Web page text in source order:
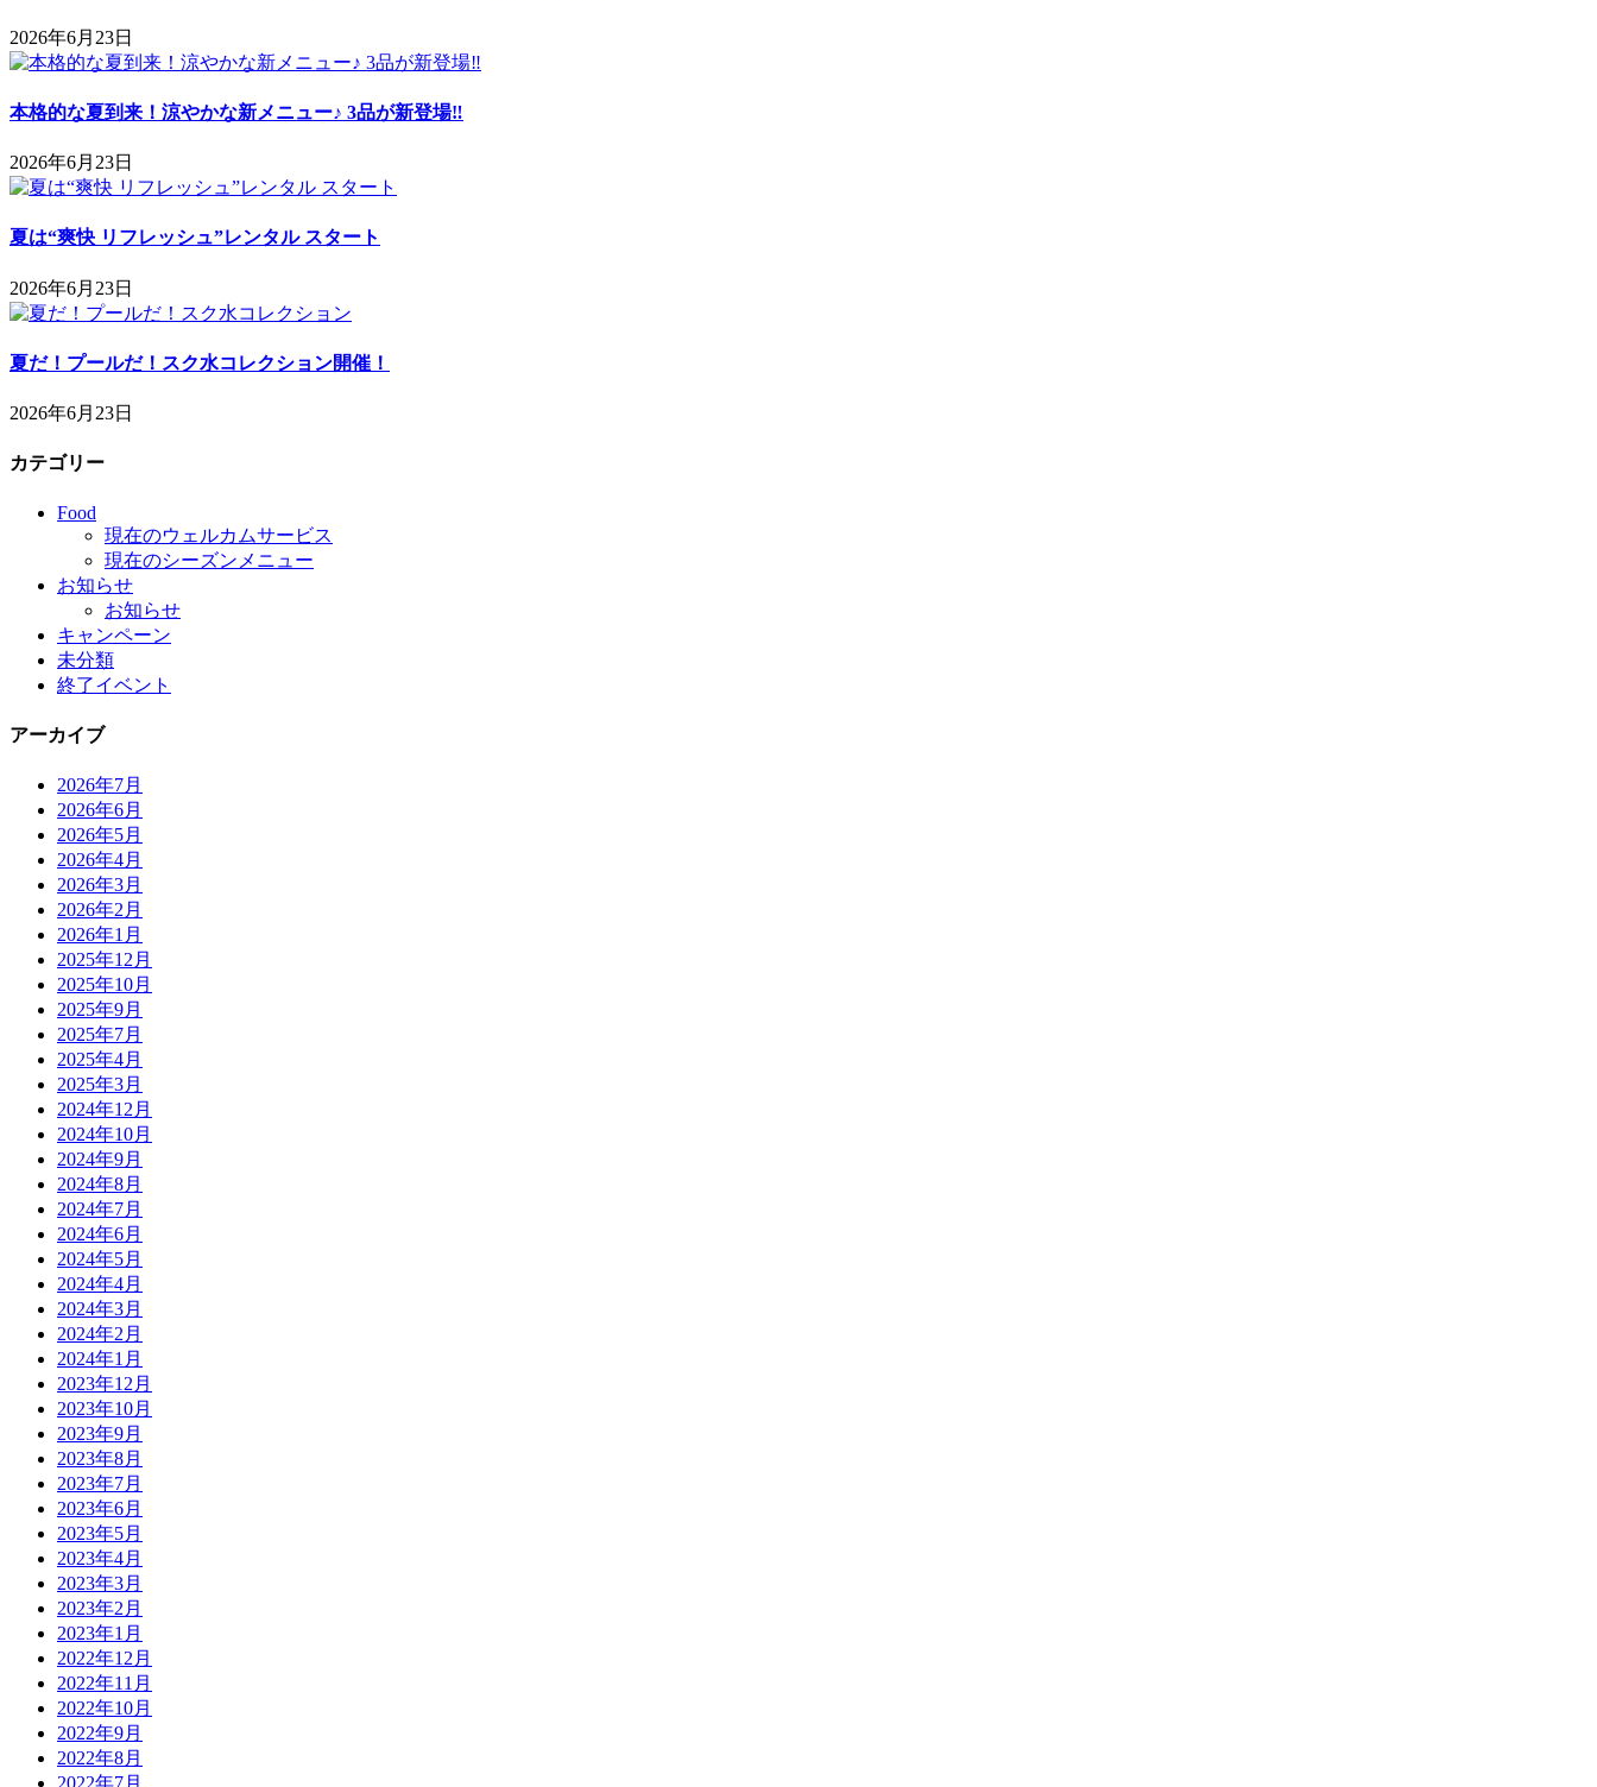
2026年6月23日
本格的な夏到来！涼やかな新メニュー♪ 3品が新登場‼
2026年6月23日
夏は“爽快 リフレッシュ”レンタル スタート
2026年6月23日
夏だ！プールだ！スク水コレクション開催！
2026年6月23日
カテゴリー
Food
現在のウェルカムサービス
現在のシーズンメニュー
お知らせ
お知らせ
キャンペーン
未分類
終了イベント
アーカイブ
2026年7月
2026年6月
2026年5月
2026年4月
2026年3月
2026年2月
2026年1月
2025年12月
2025年10月
2025年9月
2025年7月
2025年4月
2025年3月
2024年12月
2024年10月
2024年9月
2024年8月
2024年7月
2024年6月
2024年5月
2024年4月
2024年3月
2024年2月
2024年1月
2023年12月
2023年10月
2023年9月
2023年8月
2023年7月
2023年6月
2023年5月
2023年4月
2023年3月
2023年2月
2023年1月
2022年12月
2022年11月
2022年10月
2022年9月
2022年8月